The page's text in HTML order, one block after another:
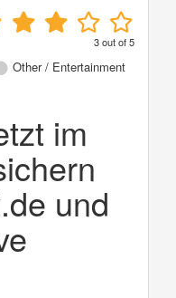
3out of5
Other / Entertainment
im
und